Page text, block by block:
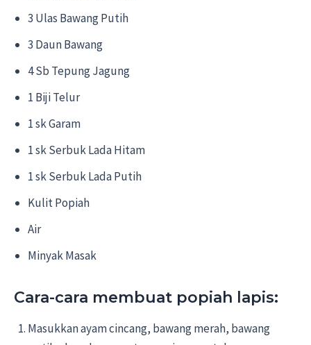
3 Ulas Bawang Putih
3 Daun Bawang
4 Sb Tepung Jagung
1 Biji Telur
1 sk Garam
1 sk Serbuk Lada Hitam
1 sk Serbuk Lada Putih
Kulit Popiah
Air
Minyak Masak
Cara-cara membuat popiah lapis:
Masukkan ayam cincang, bawang merah, bawang